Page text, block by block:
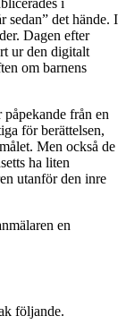
sedan” det hände. I
Dagen efter
ur den digitalt
om barnens
från en
för berättelsen,
Men också de
ha liten
utanför den inre
en
följande.